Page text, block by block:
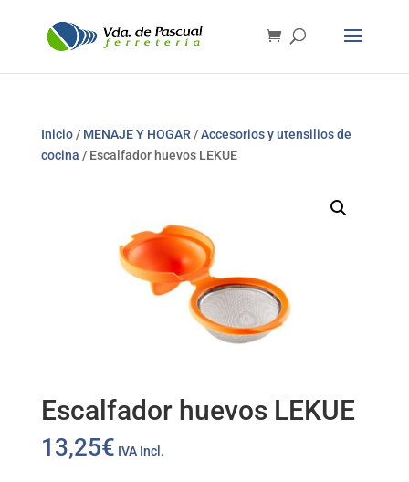
Inicio/ MENAJE Y HOGAR /Accesorios y utensilios de
cocina / Escalfador huevos LEKUE
Escalfador huevos LEKUE
13,25€ IVA Incl.